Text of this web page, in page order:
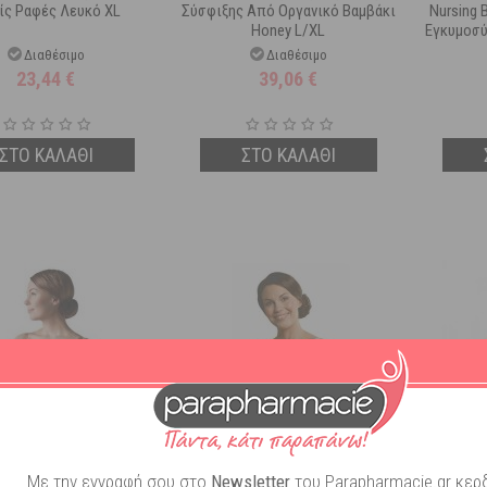
Ραφές Λευκό XL
Διαθέσιμο
23,44 €
ΚΑΛΑΘΙ
Σύσφιξης Από Οργανικό Βαμβάκι
Honey L/XL
Διαθέσιμο
39,06 €
ΣΤΟ ΚΑΛΑΘΙ
Nursing
Με την εγγραφή σου στο Newsletter του Parapharmacie.gr